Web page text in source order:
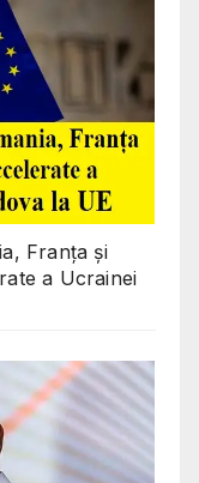
Franța și
a Ucrainei